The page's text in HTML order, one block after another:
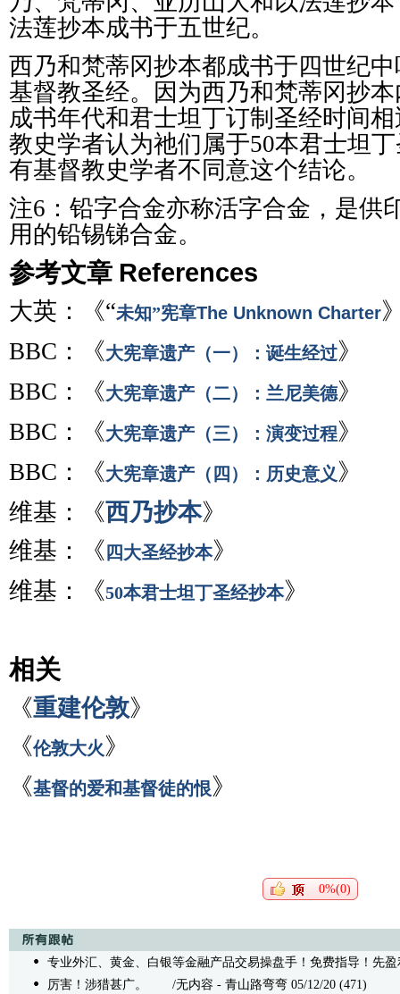
法莲抄本成书于五世纪。
西乃和梵蒂冈抄本都成书于四世纪
基督教圣经。因为西乃和梵蒂冈抄
成书年代和君士坦丁订制圣经时间
教史学者认为祂们属于50本君士坦
有基督教史学者不同意这个结论。
注6：铅字合金亦称活字合金，是供
用的铅锡锑合金。
参考文章 References
大英：《“未知”宪章The Unknown Charter
BBC：《大宪章遗产（一）：诞生经过》
BBC：《大宪章遗产（二）：兰尼美德》
BBC：《大宪章遗产（三）：演变过程》
BBC：《大宪章遗产（四）：历史意义 》
维基：《西乃抄本》
维基：《 四大圣经抄本》
维基：《50本君士坦丁圣经抄本》
相关
《重建伦敦》
《伦敦大火》
《基督的爱和基督徒的恨》
0%(0)
专业外汇、黄金、白银等金融产品交易操盘手！免费指导！先盈
厉害！涉猎甚广。
/无内容 - 青山路弯弯 05/12/20 (471)